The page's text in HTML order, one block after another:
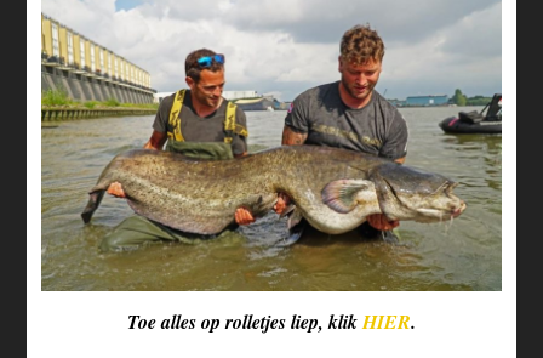
Toe alles op rolletjes liep, klikHIER.